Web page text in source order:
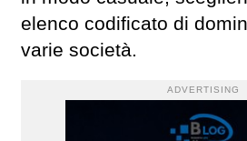
elenco codificato di
varie società.
ADVERTISING